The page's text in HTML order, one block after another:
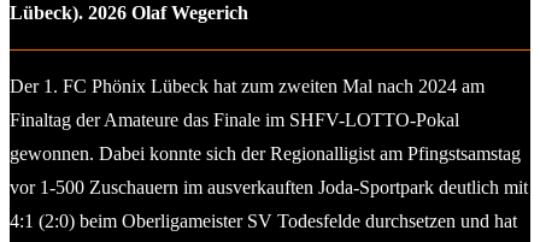
Lübeck). 2026 Olaf Wegerich
Der 1. FC Phönix Lübeck hat zum zweiten Mal nach 2024 am
Finaltag der Amateure das Finale im SHFV-LOTTO-Pokal
gewonnen. Dabei konnte sich der Regionalligist am Pfingstsamstag
vor 1-500 Zuschauern im ausverkauften Joda-Sportpark deutlich mit
4:1 (2:0) beim Oberligameister SV Todesfelde durchsetzen und hat